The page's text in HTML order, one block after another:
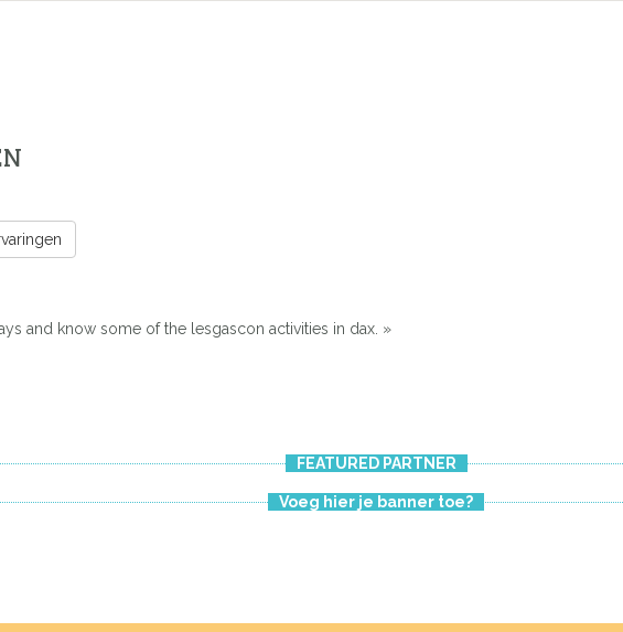
and know some of the lesgascon activities in dax. »
FEATURED PARTNER
Voeg hier je banner toe?